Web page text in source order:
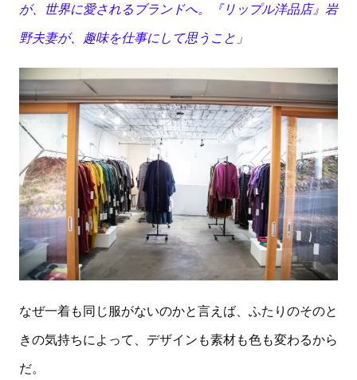
が、世界に愛されるブランドへ。『リップル洋品店』岩
野夫妻が、趣味を仕事にして思うこと」
なぜ一着も同じ服がないのかと言えば、ふたりのそのと
きの気持ちによって、デザインも素材も色も変わるから
だ。